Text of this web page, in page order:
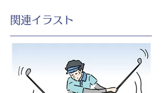
​関連イラスト